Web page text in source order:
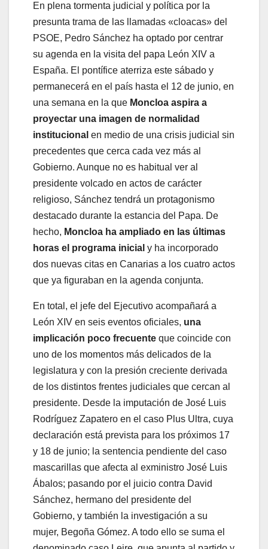
En plena tormenta judicial y política por la
presunta trama de las llamadas «cloacas» del
PSOE, Pedro Sánchez ha optado por centrar
su agenda en la visita del papa León XIV a
España. El pontífice aterriza este sábado y
permanecerá en el país hasta el 12 de junio, en
una semana en la que Moncloa aspira a
proyectar una imagen de normalidad
institucional en medio de una crisis judicial sin
precedentes que cerca cada vez más al
Gobierno. Aunque no es habitual ver al
presidente volcado en actos de carácter
religioso, Sánchez tendrá un protagonismo
destacado durante la estancia del Papa. De
hecho, Moncloa ha ampliado en las últimas
horas el programa inicial y ha incorporado
dos nuevas citas en Canarias a los cuatro actos
que ya figuraban en la agenda conjunta.
En total, el jefe del Ejecutivo acompañará a
León XIV en seis eventos oficiales, una
implicación poco frecuente que coincide con
uno de los momentos más delicados de la
legislatura y con la presión creciente derivada
de los distintos frentes judiciales que cercan al
presidente. Desde la imputación de José Luis
Rodríguez Zapatero en el caso Plus Ultra, cuya
declaración está prevista para los próximos 17
y 18 de junio; la sentencia pendiente del caso
mascarillas que afecta al exministro José Luis
Ábalos; pasando por el juicio contra David
Sánchez, hermano del presidente del
Gobierno, y también la investigación a su
mujer, Begoña Gómez. A todo ello se suma el